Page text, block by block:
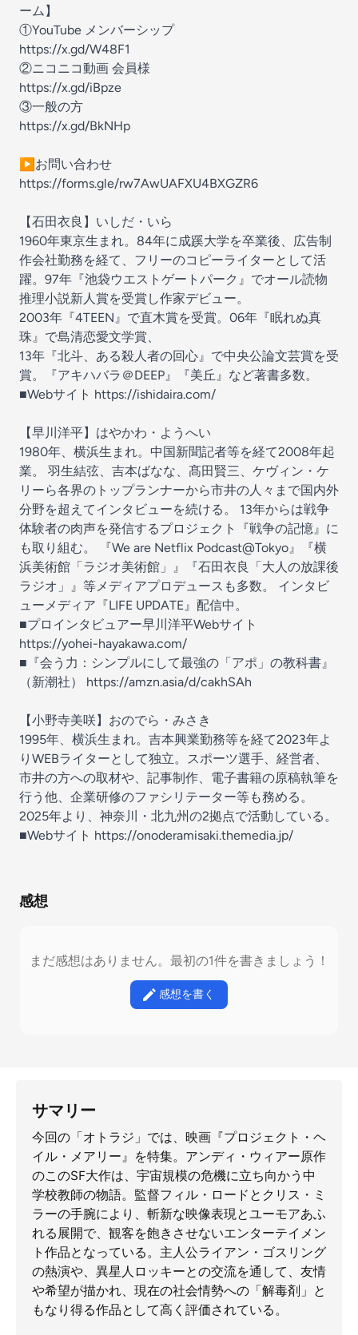
ーム】
①YouTube メンバーシップ
https://x.gd/W48F1
②ニコニコ動画 会員様
https://x.gd/iBpze
③一般の方
https://x.gd/BkNHp
▶お問い合わせ
https://forms.gle/rw7AwUAFXU4BXGZR6
【石田衣良】いしだ・いら
1960年東京生まれ。84年に成蹊大学を卒業後、広告制
作会社勤務を経て、フリーのコピーライターとして活
躍。97年『池袋ウエストゲートパーク』でオール読物
推理小説新人賞を受賞し作家デビュー。
2003年『4TEEN』で直木賞を受賞。06年『眠れぬ真
珠』で島清恋愛文学賞、
13年『北斗、ある殺人者の回心』で中央公論文芸賞を受
賞。『アキハバラ＠DEEP』『美丘』など著書多数。
■Webサイト https://ishidaira.com/
【早川洋平】はやかわ・ようへい
1980年、横浜生まれ。中国新聞記者等を経て2008年起
業。 羽生結弦、吉本ばなな、髙田賢三、ケヴィン・ケ
リーら各界のトップランナーから市井の人々まで国内外
分野を超えてインタビューを続ける。 13年からは戦争
体験者の肉声を発信するプロジェクト『戦争の記憶』に
も取り組む。 『We are Netflix Podcast@Tokyo』『横
浜美術館「ラジオ美術館」』『石田衣良「大人の放課後
ラジオ」』等メディアプロデュースも多数。 インタビ
ューメディア『LIFE UPDATE』配信中。
■プロインタビュアー早川洋平Webサイト
https://yohei-hayakawa.com/
■『会う力：シンプルにして最強の「アポ」の教科書』
（新潮社） https://amzn.asia/d/cakhSAh
【小野寺美咲】おのでら・みさき
1995年、横浜生まれ。吉本興業勤務等を経て2023年よ
りWEBライターとして独立。スポーツ選手、経営者、
市井の方への取材や、記事制作、電子書籍の原稿執筆を
行う他、企業研修のファシリテーター等も務める。
2025年より、神奈川・北九州の2拠点で活動している。
■Webサイト https://onoderamisaki.themedia.jp/
感想
まだ感想はありません。最初の1件を書きましょう！
感想を書く
サマリー
今回の「オトラジ」では、映画『プロジェクト・ヘ
イル・メアリー』を特集。アンディ・ウィアー原作
のこのSF大作は、宇宙規模の危機に立ち向かう中
学校教師の物語。監督フィル・ロードとクリス・ミ
ラーの手腕により、斬新な映像表現とユーモアあふ
れる展開で、観客を飽きさせないエンターテイメン
ト作品となっている。主人公ライアン・ゴスリング
の熱演や、異星人ロッキーとの交流を通して、友情
や希望が描かれ、現在の社会情勢への「解毒剤」と
もなり得る作品として高く評価されている。